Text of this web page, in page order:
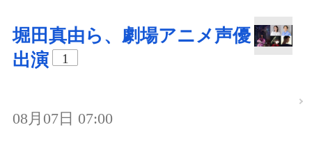
堀田真由ら、劇場アニメ声優
出演
1
08月07日 07:00